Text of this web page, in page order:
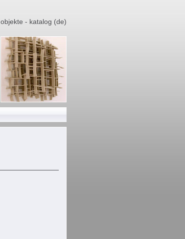
objekte - katalog (de)